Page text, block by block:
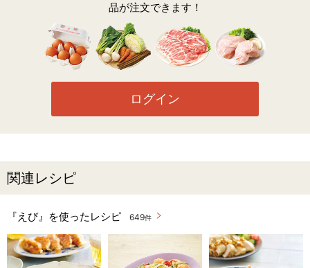
品が注文できます！
ログイン
関連レシピ
『えび』を使ったレシピ 649件